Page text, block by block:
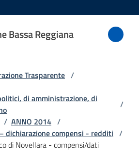
Bassa Reggiana
Trasparente /
di amministrazione, di
/
/ ANNO 2014 /
dichiarazione compensi - redditi /
di Novellara - compensi/dati